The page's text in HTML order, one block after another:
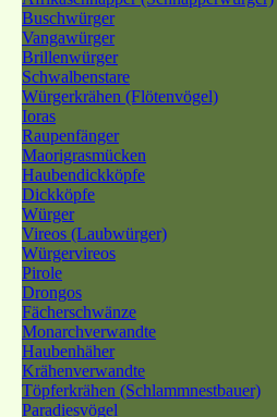
Buschwürger
Vangawürger
Brillenwürger
Schwalbenstare
Würgerkrähen (Flötenvögel)
Ioras
Raupenfänger
Maorigrasmücken
Haubendickköpfe
Dickköpfe
Würger
Vireos (Laubwürger)
Würgervireos
Pirole
Drongos
Fächerschwänze
Monarchverwandte
Haubenhäher
Krähenverwandte
Töpferkrähen (Schlammnestbauer)
Paradiesvögel